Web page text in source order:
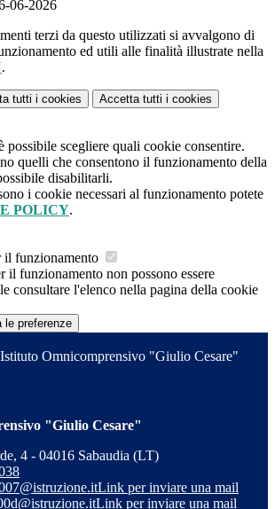
06-2026
terzi da questo utilizzati si avvalgono di
ed utili alle finalità illustrate nella
.
tutti i cookies Accetta tutti i cookies
possibile scegliere quali cookie consentire.
quelli che consentono il funzionamento della
disabilitarli.
i cookie necessari al funzionamento potete
POLICY.
il funzionamento
il funzionamento non possono essere
consultare l'elenco nella pagina della cookie
le preferenze
Istituto Omnicomprensivo "Giulio Cesare"
"Giulio Cesare"
4 - 04016 Sabaudia (LT)
Link per inviare una mail
Link per inviare una mail